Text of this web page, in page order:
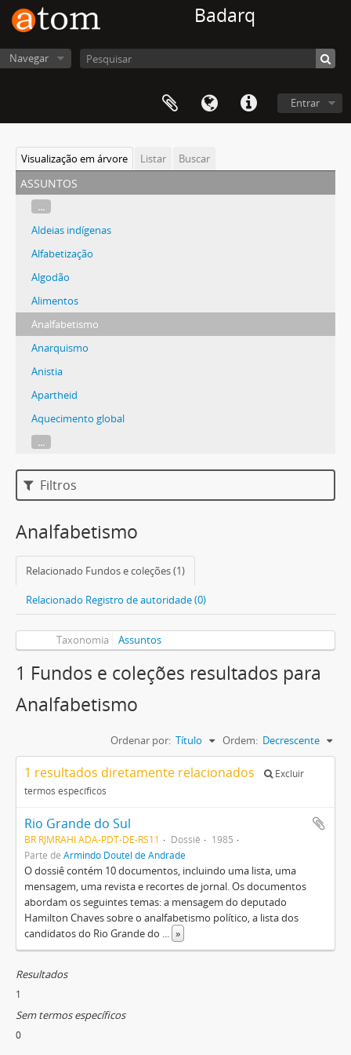
Badarq
Navegar
Entrar
Visualização em árvore Listar Buscar
assuntos
...
Aldeias indígenas
Alfabetização
Algodão
Alimentos
Analfabetismo
Anarquismo
Anistia
Apartheid
Aquecimento global
...
Filtros
Analfabetismo
Relacionado Fundos e coleções (1)
Relacionado Registro de autoridade (0)
Taxonomia Assuntos
1 Fundos e coleções resultados para
Analfabetismo
Ordenar por: Título Ordem: Decrescente
1 resultados diretamente relacionados
Excluir
termos específicos
Rio Grande do Sul
BR RJMRAHI ADA-PDT-DE-RS11 Dossiê
1985
Parte de Armindo Doutel de Andrade
O dossiê contém 10 documentos, incluindo uma lista, uma
mensagem, uma revista e recortes de jornal. Os documentos
abordam os seguintes temas: a mensagem do deputado
Hamilton Chaves sobre o analfabetismo político, a lista dos
candidatos do Rio Grande do ... »
Resultados
1
Sem termos específicos
0